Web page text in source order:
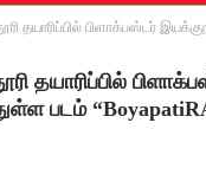
தயாரிப்பில் பிளாக்பஸ்டர்
தயாரிப்பில்
படம்